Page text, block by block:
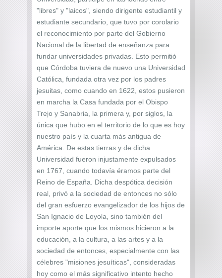
"libres" y "laicos", siendo dirigente estudiantil y
estudiante secundario, que tuvo por corolario
el reconocimiento por parte del Gobierno
Nacional de la libertad de enseñanza para
fundar universidades privadas. Esto permitió
que Córdoba tuviera de nuevo una Universidad
Católica, fundada otra vez por los padres
jesuitas, como cuando en 1622, estos pusieron
en marcha la Casa fundada por el Obispo
Trejo y Sanabria, la primera y, por siglos, la
única que hubo en el territorio de lo que es hoy
nuestro país y la cuarta más antigua de
América. De estas tierras y de dicha
Universidad fueron injustamente expulsados
en 1767, cuando todavía éramos parte del
Reino de España. Dicha despótica decisión
real, privó a la sociedad de entonces no sólo
del gran esfuerzo evangelizador de los hijos de
San Ignacio de Loyola, sino también del
importe aporte que los mismos hicieron a la
educación, a la cultura, a las artes y a la
sociedad de entonces, especialmente con las
célebres "misiones jesuíticas", consideradas
hoy como el más significativo intento hecho